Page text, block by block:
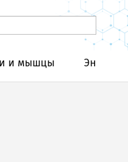
и мышцы